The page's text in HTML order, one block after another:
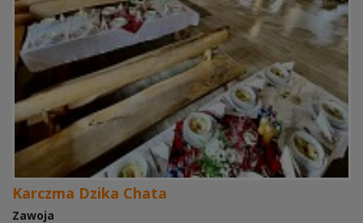
Karczma Dzika Chata
Zawoja